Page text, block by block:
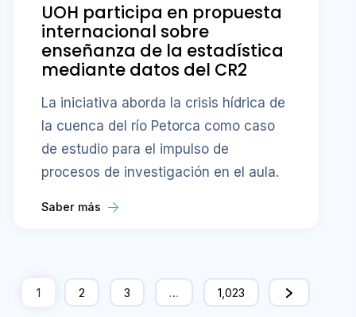
UOH participa en propuesta
internacional sobre
enseñanza de la estadística
mediante datos del CR2
La iniciativa aborda la crisis hídrica de
la cuenca del río Petorca como caso
de estudio para el impulso de
procesos de investigación en el aula.
Saber más
1 2 3 … 1,023